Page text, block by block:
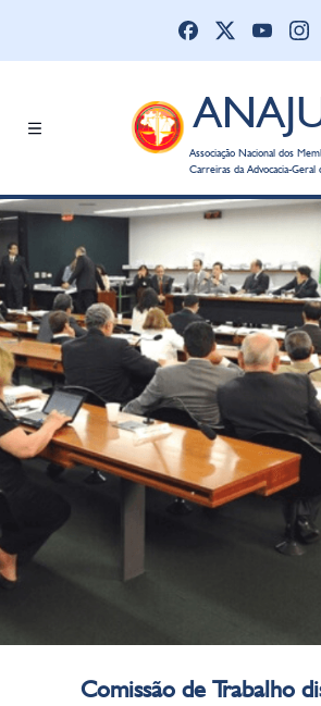
Associação Nacional dos
Carreiras da Advocacia-Geral
Comissão de Trabalho